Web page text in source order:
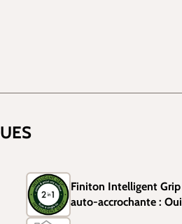
Finiton Intelligent Grip
auto-accrochante : Oui